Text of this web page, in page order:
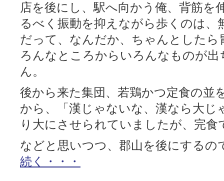
店を後にし、駅へ向かう俺、背筋を
るべく振動を抑えながら歩くのは、
だって、なんだか、ちゃんとしたら
ろんなところからいろんなものが
ん。
後から来た集団、若鶏かつ定食の並
から、「漢じゃないな、漢なら大じ
り大にさせられていましたが、完
などと思いつつ、郡山を後にするの
続く・・・